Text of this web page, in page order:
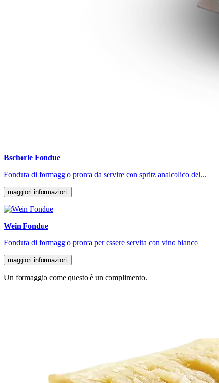
Bschorle Fondue
Fonduta di formaggio pronta da servire con spritz analcolico del...
maggiori informazioni
Wein Fondue
Fonduta di formaggio pronta per essere servita con vino bianco
maggiori informazioni
Un formaggio come questo è un complimento.